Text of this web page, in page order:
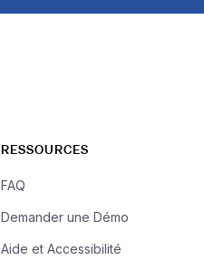
RESSOURCES
FAQ
Demander une Démo
Aide et Accessibilité